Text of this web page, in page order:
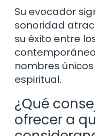
Su evocador
sonoridad
su éxito entre
nombres
espiritual.
¿Qué
ofrecer a